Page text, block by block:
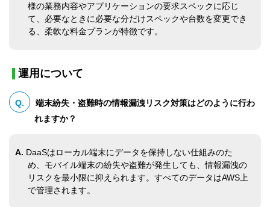
様の業務内容やアプリケーションの要求スペックに応じ
て、必要なときに必要な分だけスペックや台数を変更でき
る、柔軟な料金プランが特徴です。
運用について
Q.
端末紛失・盗難時の情報漏洩リスク対策はどのように行わ
れますか？
A. DaaSはローカル端末にデータを保持しない仕組みのた
め、モバイル端末の紛失や盗難が発生しても、情報漏洩の
リスクを最小限に抑えられます。すべてのデータはAWS上
で管理されます。